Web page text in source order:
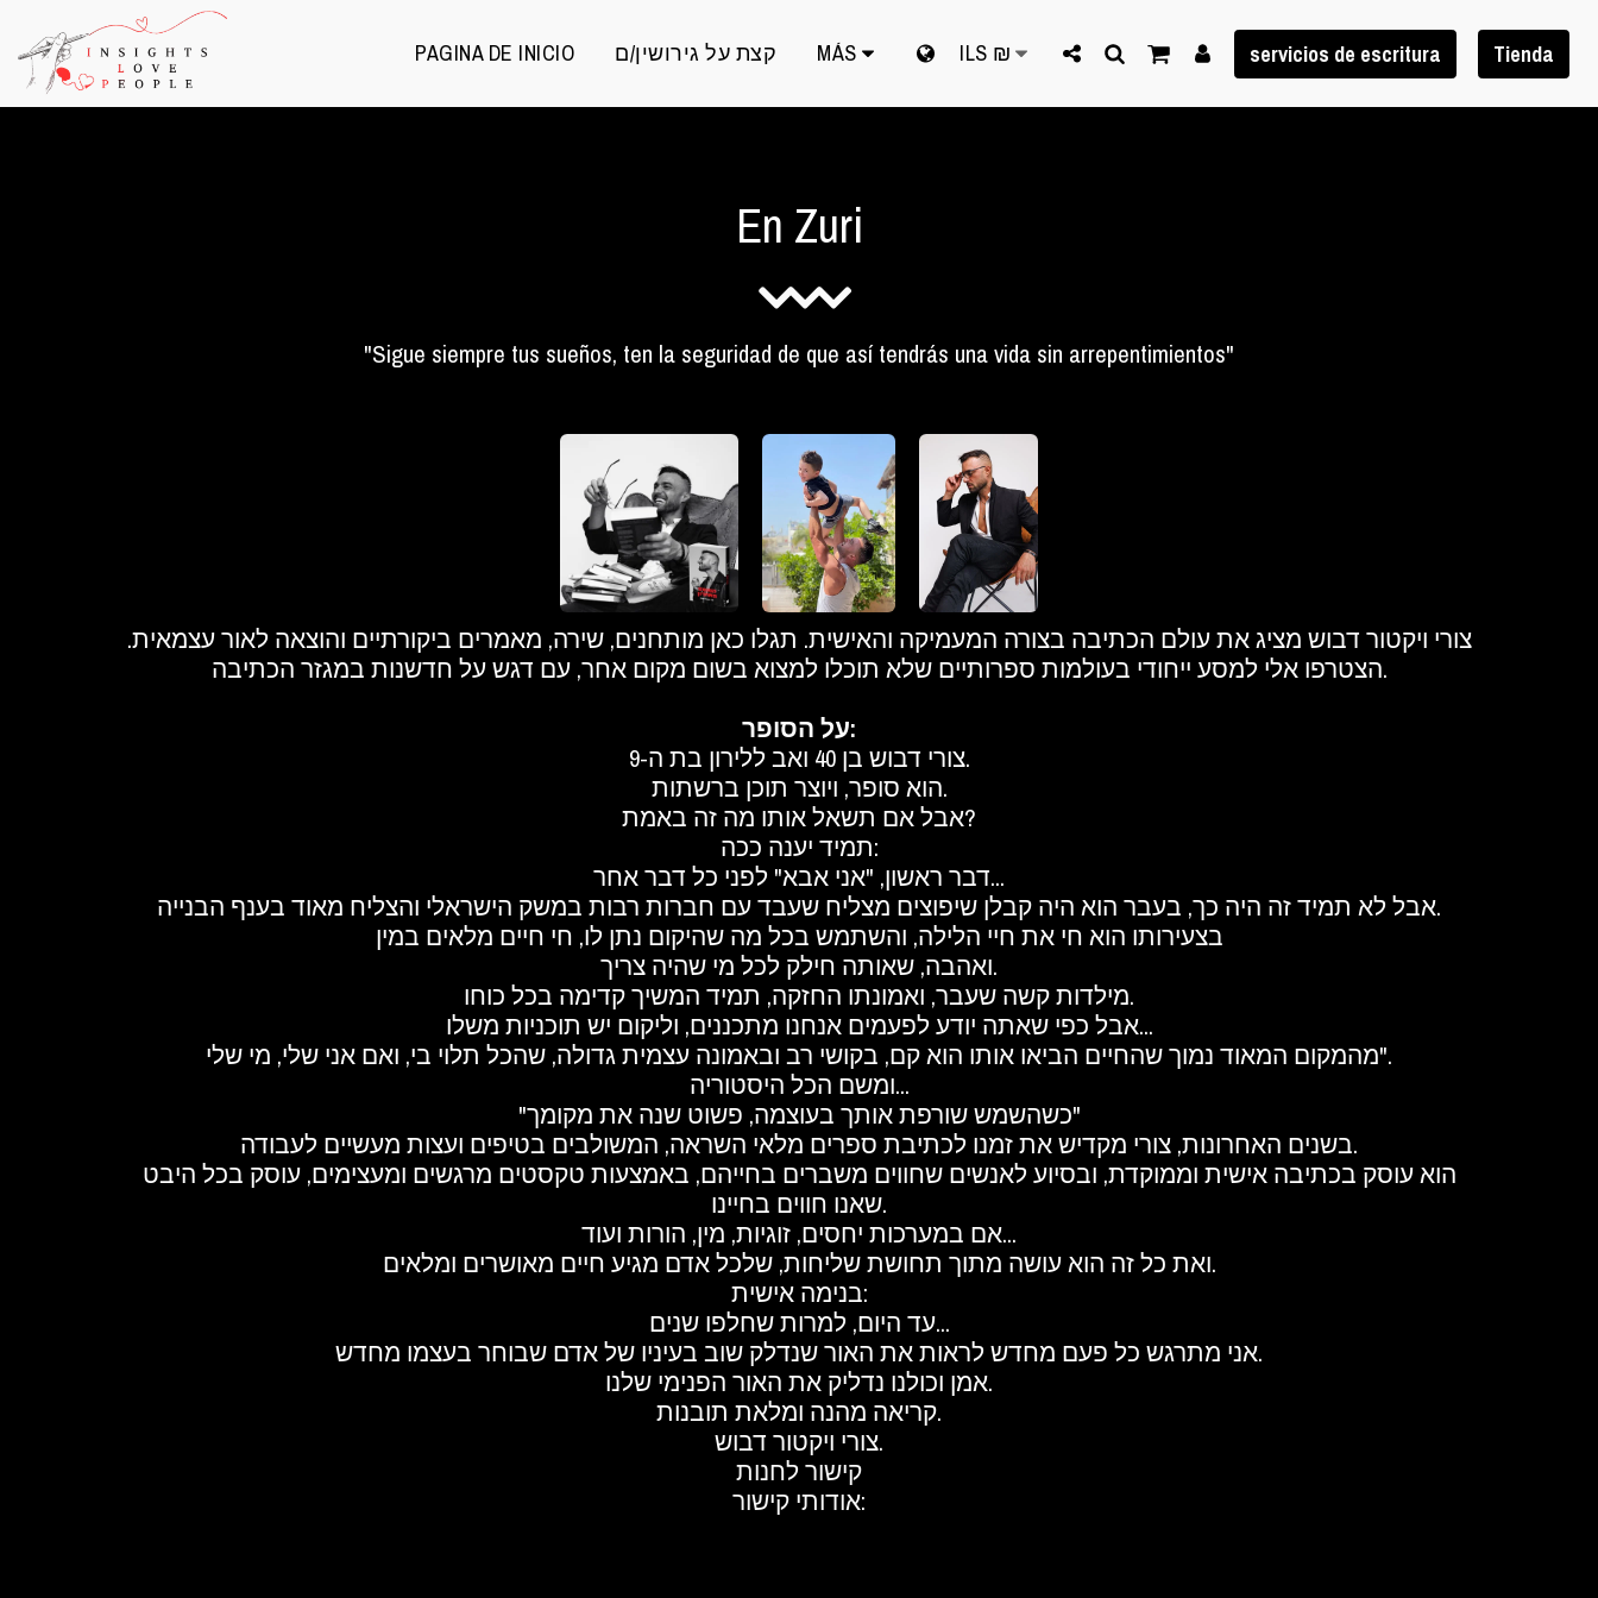
PAGINA DE INICIO קצת על גירושין/ם MÁS ILS ₪ servicios de escritura Tienda
En Zuri
"Sigue siempre tus sueños, ten la seguridad de que así tendrás una vida sin arrepentimientos"
צורי ויקטור דבוש מציג את עולם הכתיבה בצורה המעמיקה והאישית. תגלו כאן מותחנים, שירה, מאמרים ביקורתיים והוצאה לאור עצמאית.
הצטרפו אלי למסע ייחודי בעולמות ספרותיים שלא תוכלו למצוא בשום מקום אחר, עם דגש על חדשנות במגזר הכתיבה.
על הסופר:
צורי דבוש בן 40 ואב ללירון בת ה-9.
הוא סופר, ויוצר תוכן ברשתות.
אבל אם תשאל אותו מה זה באמת?
תמיד יענה ככה:
דבר ראשון, "אני אבא" לפני כל דבר אחר...
אבל לא תמיד זה היה כך, בעבר הוא היה קבלן שיפוצים מצליח שעבד עם חברות רבות במשק הישראלי והצליח מאוד בענף הבנייה.
בצעירותו הוא חי את חיי הלילה, והשתמש בכל מה שהיקום נתן לו, חי חיים מלאים במין
ואהבה, שאותה חילק לכל מי שהיה צריך.
מילדות קשה שעבר, ואמונתו החזקה, תמיד המשיך קדימה בכל כוחו.
אבל כפי שאתה יודע לפעמים אנחנו מתכננים, וליקום יש תוכניות משלו...
מהמקום המאוד נמוך שהחיים הביאו אותו הוא קם, בקושי רב ובאמונה עצמית גדולה, שהכל תלוי בי, ואם אני שלי, מי שלי".
ומשם הכל היסטוריה...
"כשהשמש שורפת אותך בעוצמה, פשוט שנה את מקומך"
בשנים האחרונות, צורי מקדיש את זמנו לכתיבת ספרים מלאי השראה, המשולבים בטיפים ועצות מעשיים לעבודה.
הוא עוסק בכתיבה אישית וממוקדת, ובסיוע לאנשים שחווים משברים בחייהם, באמצעות טקסטים מרגשים ומעצימים, עוסק בכל היבט
שאנו חווים בחיינו.
אם במערכות יחסים, זוגיות, מין, הורות ועוד...
ואת כל זה הוא עושה מתוך תחושת שליחות, שלכל אדם מגיע חיים מאושרים ומלאים.
בנימה אישית:
עד היום, למרות שחלפו שנים...
אני מתרגש כל פעם מחדש לראות את האור שנדלק שוב בעיניו של אדם שבוחר בעצמו מחדש.
אמן וכולנו נדליק את האור הפנימי שלנו.
קריאה מהנה ומלאת תובנות.
צורי ויקטור דבוש.
קישור לחנות
אודותי קישור: